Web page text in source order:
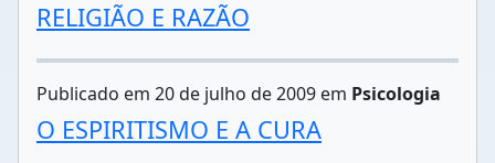
RELIGIÃO E RAZÃO
Publicado em 20 de julho de 2009 em Psicologia
O ESPIRITISMO E A CURA